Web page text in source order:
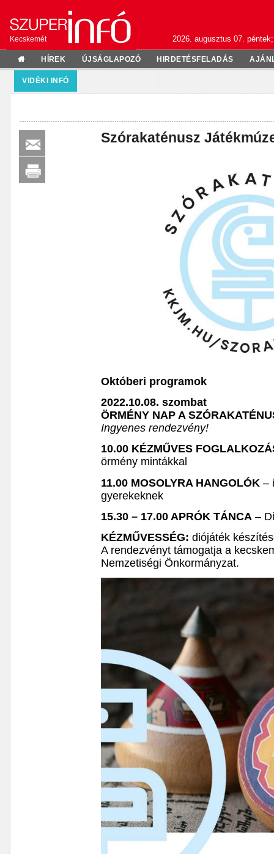
Kecskemét 2026. augusztus 07.
HÍREK ÚJSÁGLAPOZÓ HIRDETÉSFELADÁS
VIDÉKI INFÓ
Szórakaténusz
Októberi programok
2022.10.08. szombat
ÖRMÉNY NAP A
Ingyenes rendezvény!
10.00 KÉZMŰVES
örmény mintákkal
11.00 MOSOLYRA HANGOLÓK –
gyerekeknek
15.30 – 17.00 APRÓK TÁNCA –
KÉZMŰVESSÉG: diójáték
A rendezvényt támogatja a
Nemzetiségi Önkormányzat.